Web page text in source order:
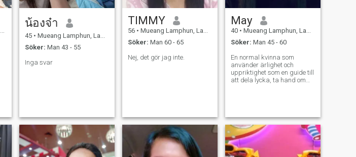
น้องจ๋า
45 • Mueang Lamphun, Lamphun, Thailand
Söker: Man 43 - 55
Inga svar
TIMMY
56 • Mueang Lamphun, Lamphun, Thailand
Söker: Man 60 - 65
Nej, det gör jag inte.
May
40 • Mueang Lamphun, Lamphun, Thailand
Söker: Man 45 - 60
En normal kvinna som
använder ärlighet och
uppriktighet som en guide till
att dela lycka, ta hand om